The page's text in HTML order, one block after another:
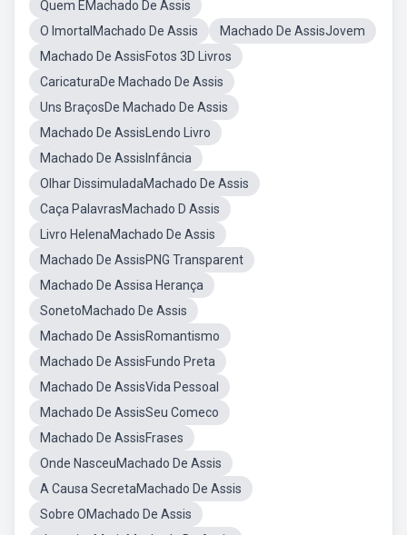
Quem ÉMachado De Assis
O ImortalMachado De Assis
Machado De AssisJovem
Machado De AssisFotos 3D Livros
CaricaturaDe Machado De Assis
Uns BraçosDe Machado De Assis
Machado De AssisLendo Livro
Machado De AssisInfância
Olhar DissimuladaMachado De Assis
Caça PalavrasMachado D Assis
Livro HelenaMachado De Assis
Machado De AssisPNG Transparent
Machado De Assisa Herança
SonetoMachado De Assis
Machado De AssisRomantismo
Machado De AssisFundo Preta
Machado De AssisVida Pessoal
Machado De AssisSeu Comeco
Machado De AssisFrases
Onde NasceuMachado De Assis
A Causa SecretaMachado De Assis
Sobre OMachado De Assis